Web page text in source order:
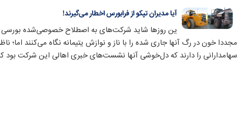
آیا مدیران تپکو از فرابورس اخطار می‌گیرند!
ین روزها شاید شرکت‌های به اصطلاح خصوصی‌شده بورسی
مجددا خون در رگ آنها جاری شده را با ناز و نوازش یتیمانه نگاه می‌کنند اما؛
سهامدارانی را دارند که دل‌خوشی آنها نشست‌های خبری اهالی این شرکت بود